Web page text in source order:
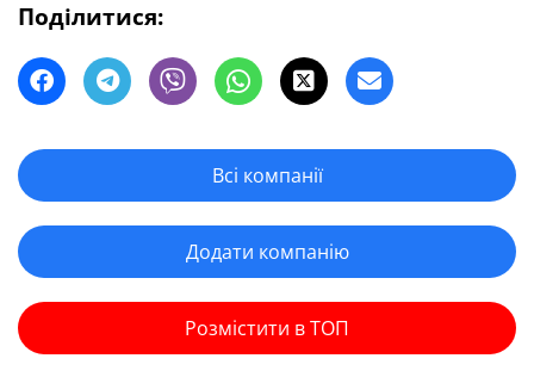
Поділитися:
Всі компанії
Додати компанію
Розмістити в ТОП